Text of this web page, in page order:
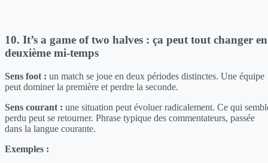
10. It’s a game of two halves : ça peut tout changer en
deuxième mi-temps
Sens foot : un match se joue en deux périodes distinctes. Une équipe
peut dominer la première et perdre la seconde.
Sens courant : une situation peut évoluer radicalement. Ce qui
perdu peut se retourner. Phrase typique des commentateurs, passée
dans la langue courante.
Exemples :